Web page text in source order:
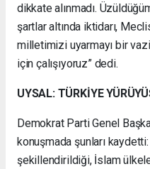
dikkate alınmadı.
şartlar altında iktidarı,
milletimizi uyarmayı bir
için çalışıyoruz” dedi.
UYSAL: TÜRKİYE
Demokrat Parti Genel
konuşmada şunları
şekillendirildiği, İslam